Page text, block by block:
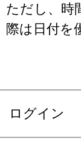
ただし、時
際は日付を
ログイン